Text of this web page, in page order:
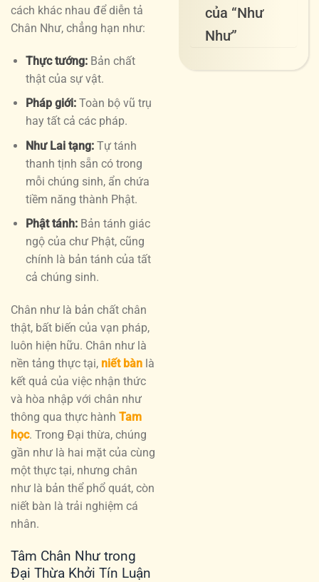
cách khác nhau để diễn tả
Chân Như, chẳng hạn như:
Thực tướng:Bản chất
thật của sự vật.
Pháp giới:Toàn bộ vũ trụ
hay tất cả các pháp.
Như Lai tạng:Tự tánh
thanh tịnh sẵn có trong
mỗi chúng sinh, ẩn chứa
tiềm năng thành Phật.
Phật tánh:Bản tánh giác
ngộ của chư Phật, cũng
chính là bản tánh của tất
cả chúng sinh.
Chân như là bản chất chân
thật, bất biến của vạn pháp,
luôn hiện hữu. Chân như là
nền tảng thực tại, niết bàn là
kết quả của việc nhận thức
và hòa nhập với chân như
thông qua thực hành Tam
học. Trong Đại thừa, chúng
gần như là hai mặt của cùng
một thực tại, nhưng chân
như là bản thể phổ quát, còn
niết bàn là trải nghiệm cá
nhân.
Tâm Chân Như trong
Đại Thừa Khởi Tín Luận
của “Như
Như”